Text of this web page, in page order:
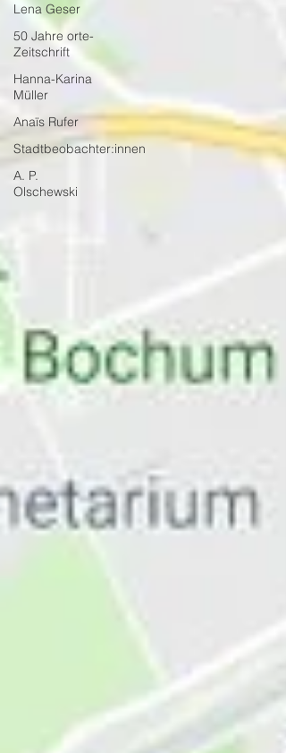
Lena Geser
50 Jahre orte-
Zeitschrift
Hanna-Karina
Müller
Anaïs Rufer
Stadtbeobachter:innen
A. P.
Olschewski